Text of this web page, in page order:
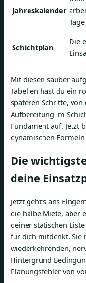
Jahreskalender
Tage
Schichtplan
Die
Mit diesen sauber
Tabellen hast du ein
späteren Schritte,
Aufbereitung im
Fundament auf. Jetzt
dynamischen
Die
deine
Jetzt geht’s ans
die halbe Miete, aber
deiner statischen
für dich mitdenkt. Sie
wiederkehrenden,
Hintergrund
Planungsfehler von